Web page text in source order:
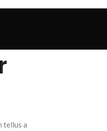
tellus a